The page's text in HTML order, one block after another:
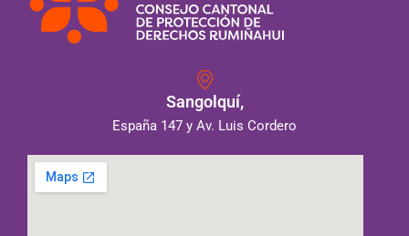
Sangolquí,
España 147 y Av. Luis Cordero